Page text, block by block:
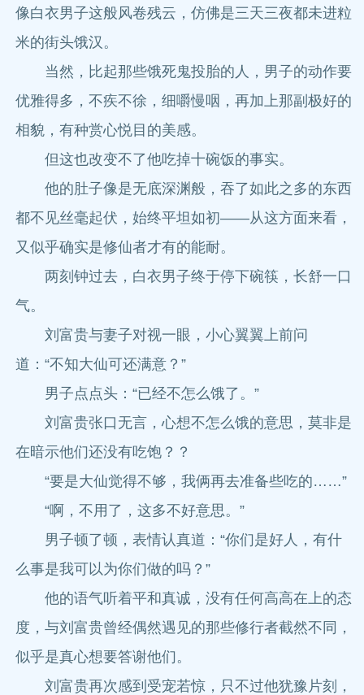
像白衣男子这般风卷残云，仿佛是三天三夜都未进粒
米的街头饿汉。
当然，比起那些饿死鬼投胎的人，男子的动作要
优雅得多，不疾不徐，细嚼慢咽，再加上那副极好的
相貌，有种赏心悦目的美感。
但这也改变不了他吃掉十碗饭的事实。
他的肚子像是无底深渊般，吞了如此之多的东西
都不见丝毫起伏，始终平坦如初——从这方面来看，
又似乎确实是修仙者才有的能耐。
两刻钟过去，白衣男子终于停下碗筷，长舒一口
气。
刘富贵与妻子对视一眼，小心翼翼上前问
道：“不知大仙可还满意？”
男子点点头：“已经不怎么饿了。”
刘富贵张口无言，心想不怎么饿的意思，莫非是
在暗示他们还没有吃饱？？
“要是大仙觉得不够，我俩再去准备些吃的……”
“啊，不用了，这多不好意思。”
男子顿了顿，表情认真道：“你们是好人，有什
么事是我可以为你们做的吗？”
他的语气听着平和真诚，没有任何高高在上的态
度，与刘富贵曾经偶然遇见的那些修行者截然不同，
似乎是真心想要答谢他们。
刘富贵再次感到受宠若惊，只不过他犹豫片刻，